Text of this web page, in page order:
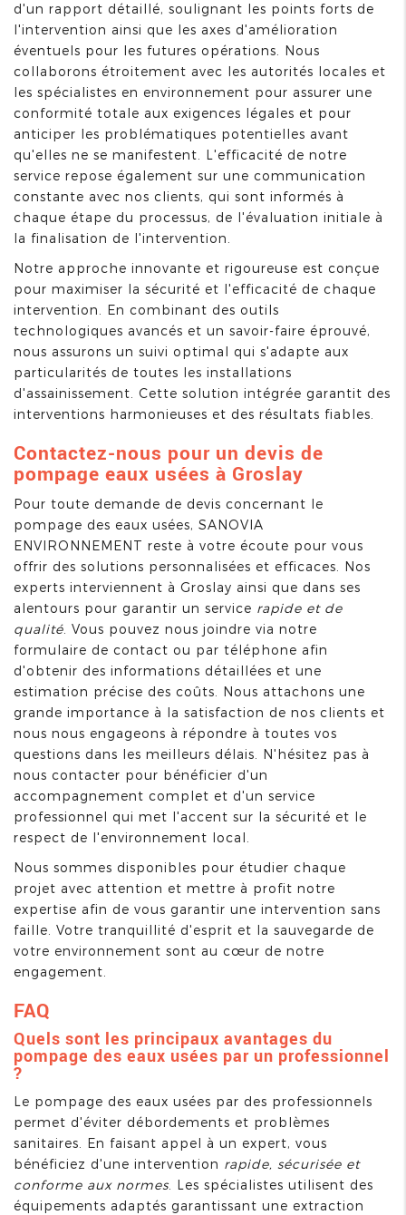
d'un rapport détaillé, soulignant les points forts de
l'intervention ainsi que les axes d'amélioration
éventuels pour les futures opérations. Nous
collaborons étroitement avec les autorités locales et
les spécialistes en environnement pour assurer une
conformité totale aux exigences légales et pour
anticiper les problématiques potentielles avant
qu'elles ne se manifestent. L'efficacité de notre
service repose également sur une communication
constante avec nos clients, qui sont informés à
chaque étape du processus, de l'évaluation initiale à
la finalisation de l'intervention.
Notre approche innovante et rigoureuse est conçue
pour maximiser la sécurité et l'efficacité de chaque
intervention. En combinant des outils
technologiques avancés et un savoir-faire éprouvé,
nous assurons un suivi optimal qui s'adapte aux
particularités de toutes les installations
d'assainissement. Cette solution intégrée garantit des
interventions harmonieuses et des résultats fiables.
Contactez-nous pour un devis de
pompage eaux usées à Groslay
Pour toute demande de devis concernant le
pompage des eaux usées, SANOVIA
ENVIRONNEMENT reste à votre écoute pour vous
offrir des solutions personnalisées et efficaces. Nos
experts interviennent à Groslay ainsi que dans ses
alentours pour garantir un service rapide et de
qualité . Vous pouvez nous joindre via notre
formulaire de contact ou par téléphone afin
d'obtenir des informations détaillées et une
estimation précise des coûts. Nous attachons une
grande importance à la satisfaction de nos clients et
nous nous engageons à répondre à toutes vos
questions dans les meilleurs délais. N'hésitez pas à
nous contacter pour bénéficier d'un
accompagnement complet et d'un service
professionnel qui met l'accent sur la sécurité et le
respect de l'environnement local.
Nous sommes disponibles pour étudier chaque
projet avec attention et mettre à profit notre
expertise afin de vous garantir une intervention sans
faille. Votre tranquillité d'esprit et la sauvegarde de
votre environnement sont au cœur de notre
engagement.
FAQ
Quels sont les principaux avantages du
pompage des eaux usées par un professionnel
?
Le pompage des eaux usées par des professionnels
permet d'éviter débordements et problèmes
sanitaires. En faisant appel à un expert, vous
bénéficiez d'une intervention rapide, sécurisée et
conforme aux normes . Les spécialistes utilisent des
équipements adaptés garantissant une extraction